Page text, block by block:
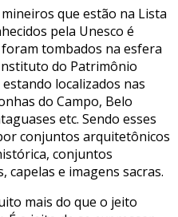
que estão na Lista
pela Unesco é
tombados na esfera
do Patrimônio
localizados nas
do Campo, Belo
etc. Sendo esses
conjuntos arquitetônicos
conjuntos
capelas e imagens sacras.
mais do que o jeito